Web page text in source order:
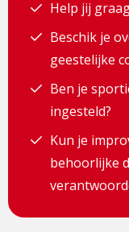
Help jij
Beschik je
geestelijke
Ben je
ingesteld?
Kun je
behoorlijke